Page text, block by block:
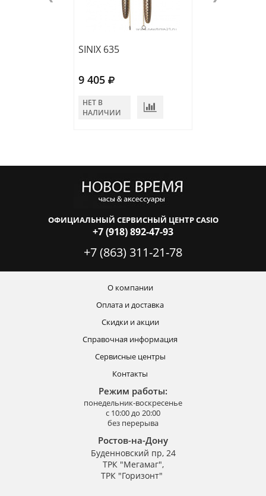
SINIX 635
9 405
НЕТ В
НАЛИЧИИ
ОФИЦИАЛЬНЫЙ СЕРВИСНЫЙ ЦЕНТР CASIO
+7 (918) 892-47-93
+7 (863) 311-21-78
О компании
Оплата и доставка
Скидки и акции
Справочная информация
Сервисные центры
Контакты
Режим работы:
понедельник-воскресенье
с 10:00 до 20:00
без перерыва
Ростов-на-Дону
Буденновский пр, 24
ТРК "Мегамаг",
ТРК "Горизонт"